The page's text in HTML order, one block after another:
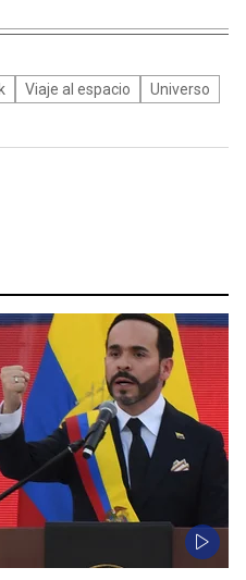
Viaje al espacio
Universo